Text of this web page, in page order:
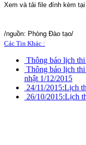
Xem và tải file đính kèm
/nguồn: Phòng Đào tạo/
Các Tin Khác :
Thông báo lịch
Thông báo lịch
nhật 1/12/2015
24/11/2015:Lịch
26/10/2015:Lịch